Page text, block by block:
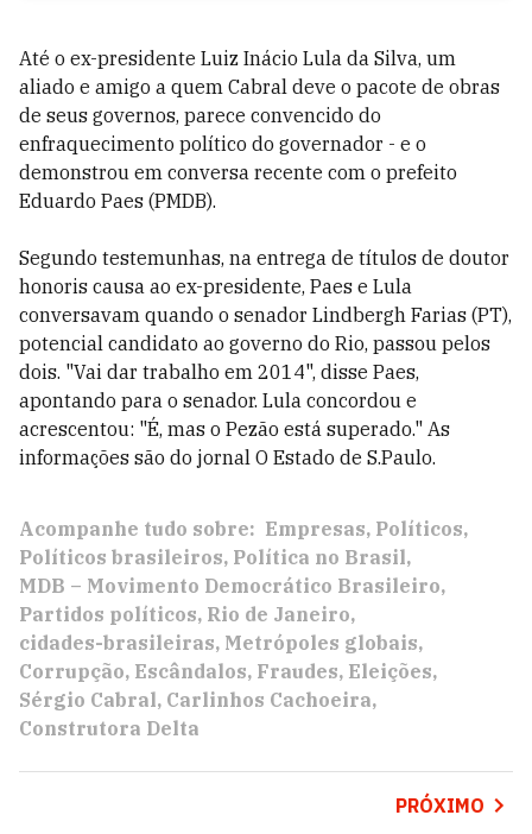
Até o ex-presidente Luiz Inácio Lula da Silva, um
aliado e amigo a quem Cabral deve o pacote de obras
de seus governos, parece convencido do
enfraquecimento político do governador - e o
demonstrou em conversa recente com o prefeito
Eduardo Paes (PMDB).
Segundo testemunhas, na entrega de títulos de doutor
honoris causa ao ex-presidente, Paes e Lula
conversavam quando o senador Lindbergh Farias (PT),
potencial candidato ao governo do Rio, passou pelos
dois. "Vai dar trabalho em 2014", disse Paes,
apontando para o senador. Lula concordou e
acrescentou: "É, mas o Pezão está superado." As
informações são do jornal O Estado de S.Paulo.
Acompanhe tudo sobre: Empresas Políticos
Políticos brasileiros Política no Brasil
MDB – Movimento Democrático Brasileiro
Partidos políticos Rio de Janeiro
cidades-brasileiras Metrópoles globais
Corrupção Escândalos Fraudes Eleições
Sérgio Cabral Carlinhos Cachoeira
Construtora Delta
PRÓXIMO